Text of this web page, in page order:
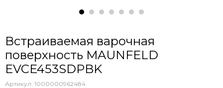
Встраиваемая варочная
поверхность MAUNFELD
EVCE453SDPBK
Артикул: 1000000962484